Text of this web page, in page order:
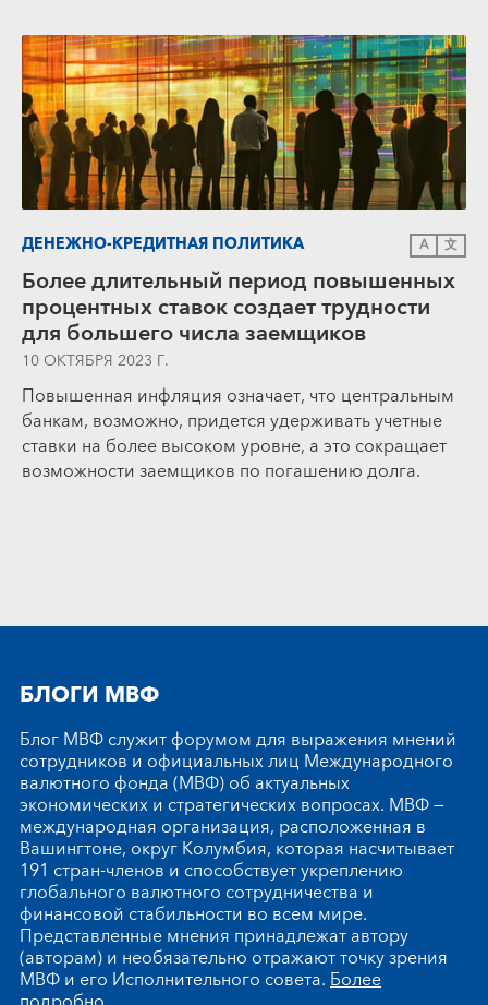
ДЕНЕЖНО-КРЕДИТНАЯ ПОЛИТИКА A 文
Более длительный период повышенных
процентных ставок создает трудности
для большего числа заемщиков
10 ОКТЯБРЯ 2023 Г.
Повышенная инфляция означает, что центральным
банкам, возможно, придется удерживать учетные
ставки на более высоком уровне, а это сокращает
возможности заемщиков по погашению долга.
БЛОГИ МВФ
Блог МВФ служит форумом для выражения мнений
сотрудников и официальных лиц Международного
валютного фонда (МВФ) об актуальных
экономических и стратегических вопросах. МВФ —
международная организация, расположенная в
Вашингтоне, округ Колумбия, которая насчитывает
191 стран-членов и способствует укреплению
глобального валютного сотрудничества и
финансовой стабильности во всем мире.
Представленные мнения принадлежат автору
(авторам) и необязательно отражают точку зрения
МВФ и его Исполнительного совета.Более